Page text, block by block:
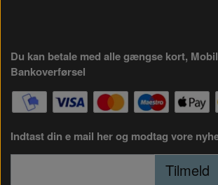
Du kan betale med alle gængse kort,
Bankoverførsel
Indtast din e mail her og modtag vore
Tilmeld